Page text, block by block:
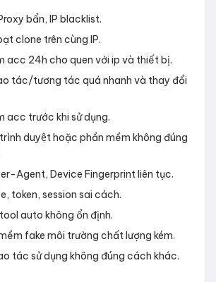
bẩn, IP blacklist.
clone trên cùng IP.
acc 24h cho quen với ip và thiết bị.
tác/tương tác quá nhanh và thay đổi
acc trước khi sử dụng.
duyệt hoặc phần mềm không đúng
Agent, Device Fingerprint liên tục.
token, session sai cách.
auto không ổn định.
fake môi trường chất lượng kém.
tác sử dụng không đúng cách khác.